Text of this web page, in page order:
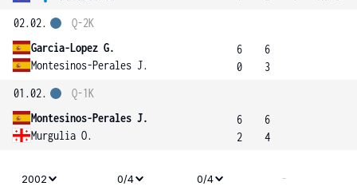
02.02.
Garcia-Lopez G.
Montesinos-Perales J.
Q-2K
6
0
6
3
01.02.
Montesinos-Perales J.
Murgulia O.
Q-1K
6
2
6
4
2002 0/4 0/4
-